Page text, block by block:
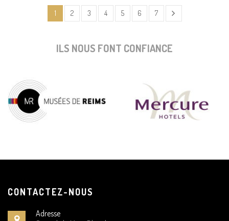
1 2 3 4 5 6 7
ILS NOUS FONT CONFIANCE
CONTACTEZ-NOUS
Adresse